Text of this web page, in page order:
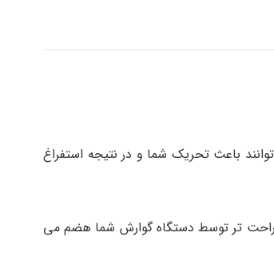
باعث تحریک شما و در نتیجه استفراغ
راحت تر توسط دستگاه گوارش شما هضم می